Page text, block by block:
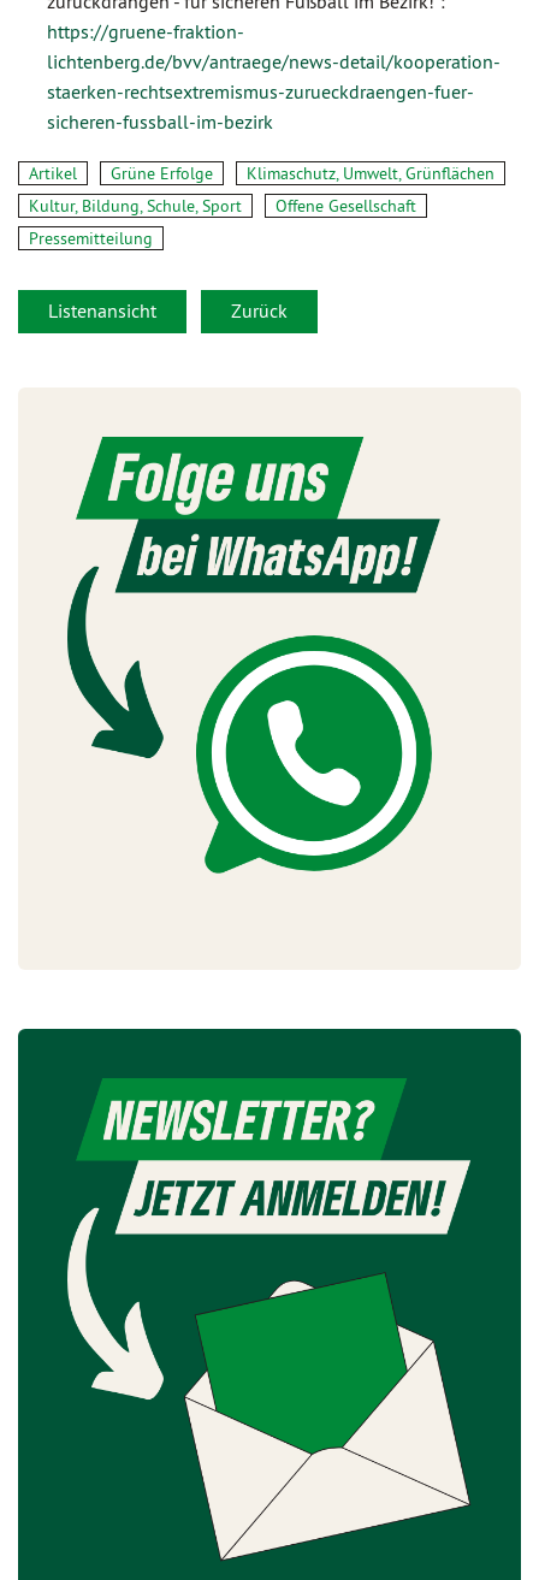
https://gruene-fraktion-
lichtenberg.de/bvv/antraege/news-detail/kooperation-
staerken-rechtsextremismus-zurueckdraengen-fuer-
sicheren-fussball-im-bezirk
Artikel Grüne Erfolge
Klimaschutz, Umwelt, Grünflächen
Kultur, Bildung, Schule, Sport
Offene Gesellschaft
Pressemitteilung
Listenansicht Zurück